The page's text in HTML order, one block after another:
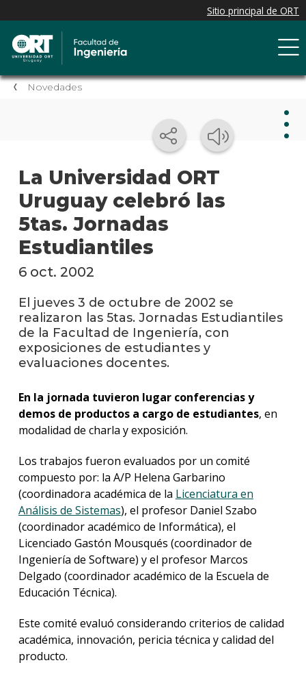
Novedades
La Universidad ORT
Uruguay celebró las
5tas. Jornadas
Estudiantiles
los
6 oct. 2002
El jueves 3 de octubre de 2002 se
realizaron las 5tas. Jornadas Estudiantiles
de la Facultad de Ingeniería, con
exposiciones de estudiantes y
evaluaciones docentes.
En la jornada tuvieron lugar conferencias y
demos de productos a cargo de estudiantes, en
modalidad de charla y exposición.
Los trabajos fueron evaluados por un comité
compuesto por: la A/P Helena Garbarino
(coordinadora académica de la Licenciatura en
Análisis de Sistemas), el profesor Daniel Szabo
(coordinador académico de Informática), el
Licenciado Gastón Mousqués (coordinador de
Ingeniería de Software) y el profesor Marcos
Delgado (coordinador académico de la Escuela de
Educación Técnica).
Este comité evaluó considerando criterios de calidad
académica, innovación, pericia técnica y calidad del
producto.